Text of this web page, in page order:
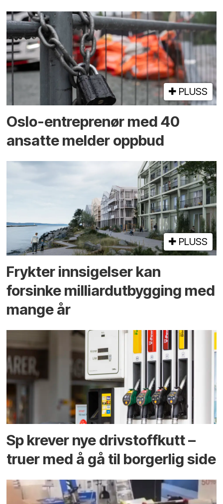
PLUSS
Oslo-entreprenør med 40
ansatte melder oppbud
PLUSS
Frykter innsigelser kan
forsinke milliard­utbygging med
mange år
Sp krever nye drivstoffkutt –
truer med å gå til borgerlig side